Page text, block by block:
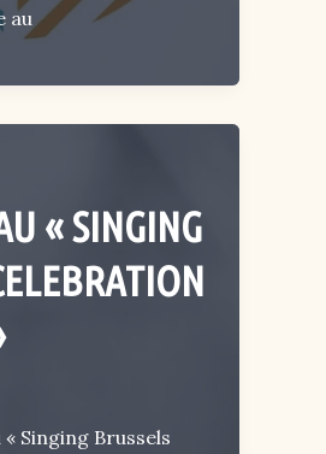
au
« SINGING
Singing Brussels